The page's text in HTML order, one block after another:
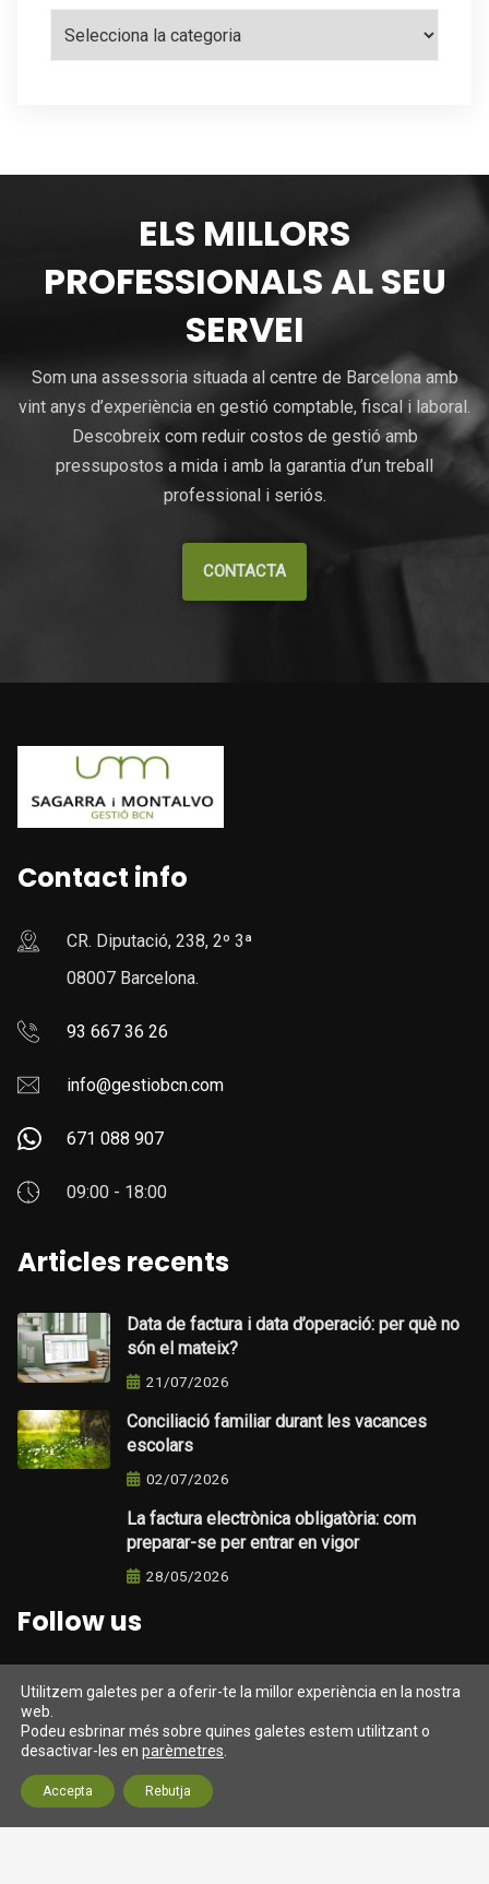
ELS MILLORS
PROFESSIONALS AL SEU
SERVEI
Som una assessoria situada al centre de Barcelona amb
vint anys d’experiència en gestió comptable, fiscal i laboral.
Descobreix com reduir costos de gestió amb
pressupostos a mida i amb la garantia d’un treball
professional i seriós.
CONTACTA
Contact info
CR. Diputació, 238, 2º 3ª
08007 Barcelona.
93 667 36 26
info@gestiobcn.com
671 088 907
09:00 - 18:00
Articles recents
Data de factura i data d’operació: per què no
són el mateix?
21/07/2026
Conciliació familiar durant les vacances
escolars
02/07/2026
La factura electrònica obligatòria: com
preparar-se per entrar en vigor
28/05/2026
Follow us
Darrers tweets
Tweets from https://twitter.com/twitter/lists/official-
twitter-accts
Utilitzem galetes per a oferir-te la millor experiència en la nostra
web.
Podeu esbrinar més sobre quines galetes estem utilitzant o
desactivar-les en parèmetres
Accepta Rebutja